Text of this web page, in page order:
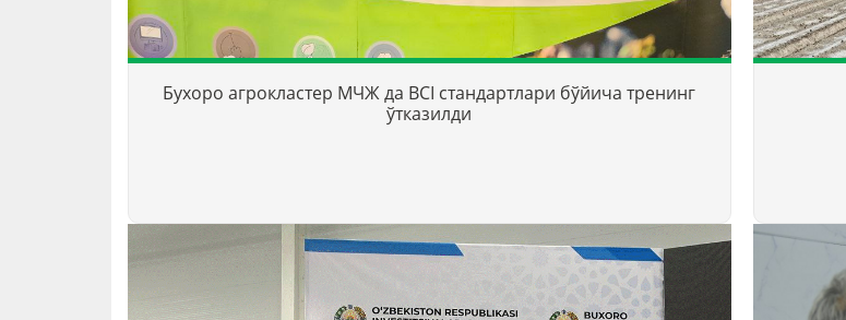
Бухоро агрокластер МЧЖ да BCI стандартлари бўйича тренинг
ўтказилди